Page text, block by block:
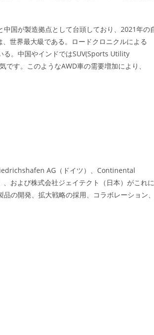
国が製造拠点として台頭しており、2021年の
世界最大級である。ロードクロニクルによる
る。中国やインドではSUV(Sports Utility
す。このようなAWD車の需要増加により、
AG（ドイツ）、Continental
および株式会社ジェイテクト（日本）がこれに
の開発、拡大戦略の採用、コラボレーション、